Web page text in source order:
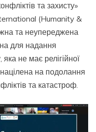
та захисту»
(Humanity &
та неупереджена
для надання
не має релігійної
на подолання
та катастроф.